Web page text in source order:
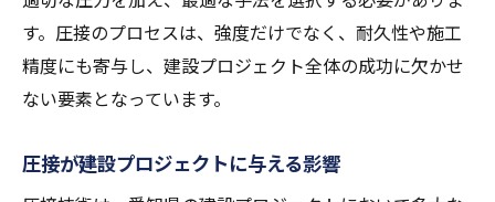
す。圧接のプロセスは、強度だけでなく、耐久性や施工
精度にも寄与し、建設プロジェクト全体の成功に欠かせ
ない要素となっています。
圧接が建設プロジェクトに与える影響